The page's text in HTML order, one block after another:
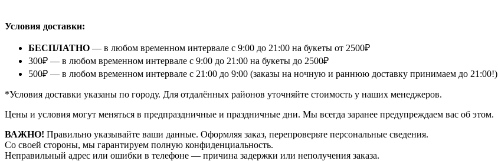
Условия доставки:
БЕСПЛАТНО — в любом временном интервале с 9:00 до 21:00 на букеты от 2500₽
300₽ — в любом временном интервале с 9:00 до 21:00 на букеты до 2500₽
500₽ — в любом временном интервале с 21:00 до 9:00 (заказы на ночную и раннюю доставку принимаем до 21:00!)
*Условия доставки указаны по городу. Для отдалённых районов уточняйте стоимость у наших менеджеров.
Цены и условия могут меняться в предпраздничные и праздничные дни. Мы всегда заранее предупреждаем вас об этом.
ВАЖНО! Правильно указывайте ваши данные. Оформляя заказ, перепроверьте персональные сведения.
Со своей стороны, мы гарантируем полную конфиденциальность.
Неправильный адрес или ошибки в телефоне — причина задержки или неполучения заказа.